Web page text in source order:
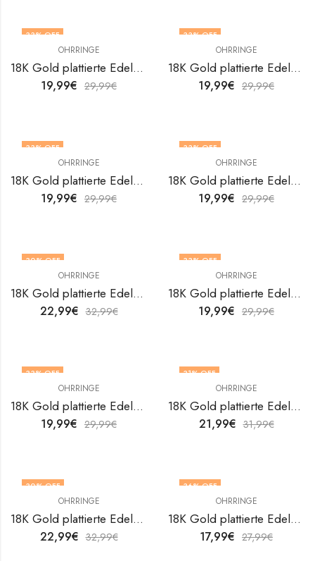
33% OFF
OHRRINGE
18K Gold plattierte Edelstahl Ohrringe Hearts von V&F Jewelers
19,99€ 29,99€
33% OFF
OHRRINGE
18K Gold plattierte Edelstahl Ohrringe Hearts von V&F Jewelers
19,99€ 29,99€
33% OFF
OHRRINGE
18K Gold plattierte Edelstahl Ohrringe Hearts von V&F Jewelers
19,99€ 29,99€
33% OFF
OHRRINGE
18K Gold plattierte Edelstahl Ohrringe Hearts von V&F Jewelers
19,99€ 29,99€
30% OFF
OHRRINGE
18K Gold plattierte Edelstahl Ohrringe Hearts von V&F Jewelers
22,99€ 32,99€
33% OFF
OHRRINGE
18K Gold plattierte Edelstahl Ohrringe Hearts von V&F Jewelers
19,99€ 29,99€
33% OFF
OHRRINGE
18K Gold plattierte Edelstahl Ohrringe Hearts von V&F Jewelers
19,99€ 29,99€
31% OFF
OHRRINGE
18K Gold plattierte Edelstahl Ohrringe Hearts von V&F Jewelers
21,99€ 31,99€
30% OFF
OHRRINGE
18K Gold plattierte Edelstahl Ohrringe Hearts von V&F Jewelers
22,99€ 32,99€
36% OFF
OHRRINGE
18K Gold plattierte Edelstahl Ohrringe Hearts von V&F Jewelers
17,99€ 27,99€